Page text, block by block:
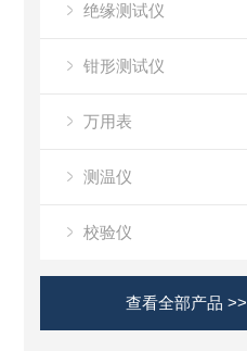
绝缘测试仪
钳形测试仪
万用表
测温仪
校验仪
查看全部产品 >>